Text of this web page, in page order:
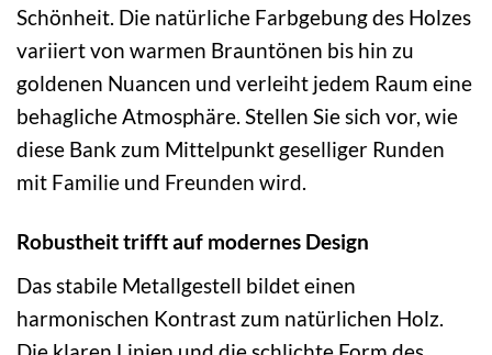
Schönheit. Die natürliche Farbgebung des Holzes
variiert von warmen Brauntönen bis hin zu
goldenen Nuancen und verleiht jedem Raum eine
behagliche Atmosphäre. Stellen Sie sich vor, wie
diese Bank zum Mittelpunkt geselliger Runden
mit Familie und Freunden wird.
Robustheit trifft auf modernes Design
Das stabile Metallgestell bildet einen
harmonischen Kontrast zum natürlichen Holz.